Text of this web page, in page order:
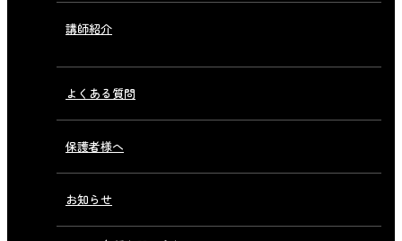
講師紹介
よくある質問
保護者様へ
お知らせ